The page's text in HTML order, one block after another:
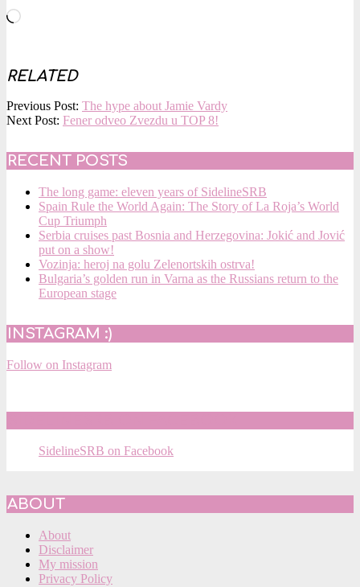
Loading…
RELATED
2016-
03-
Previous Post: The hype about Jamie Vardy
Next Post: Fener odveo Zvezdu u TOP 8!
RECENT POSTS
The long game: eleven years of SidelineSRB
Spain Rule the World Again: The Story of La Roja’s World
Cup Triumph
Serbia cruises past Bosnia and Herzegovina: Jokić and Jović
put on a show!
Vozinja: heroj na golu Zelenortskih ostrva!
Bulgaria’s golden run in Varna as the Russians return to the
European stage
INSTAGRAM :)
Follow on Instagram
SidelineSRB on Facebook
ABOUT
About
Disclaimer
My mission
Privacy Policy